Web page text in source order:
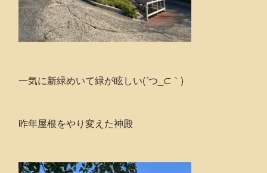
一気に新緑めいて緑が眩しい(´つ_⊂｀)
昨年屋根をやり変えた神殿